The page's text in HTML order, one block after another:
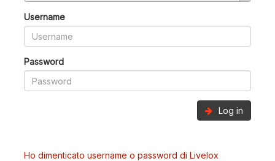
Username
Password
Log in
Ho dimenticato username o password di Livelox